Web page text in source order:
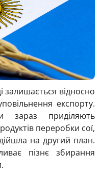
відносно
експорту.
зараз приділяють
переробки сої,
на другий план.
пізнє збирання